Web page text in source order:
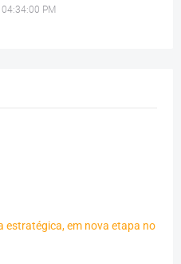
PM
estratégica, em nova etapa no